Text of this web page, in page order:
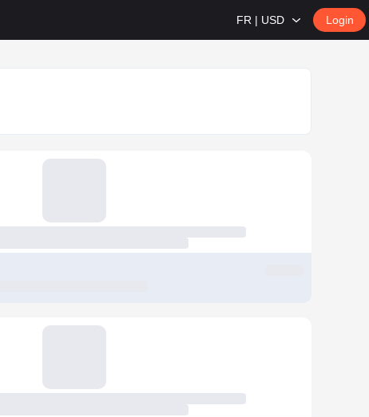
FR | USD Login